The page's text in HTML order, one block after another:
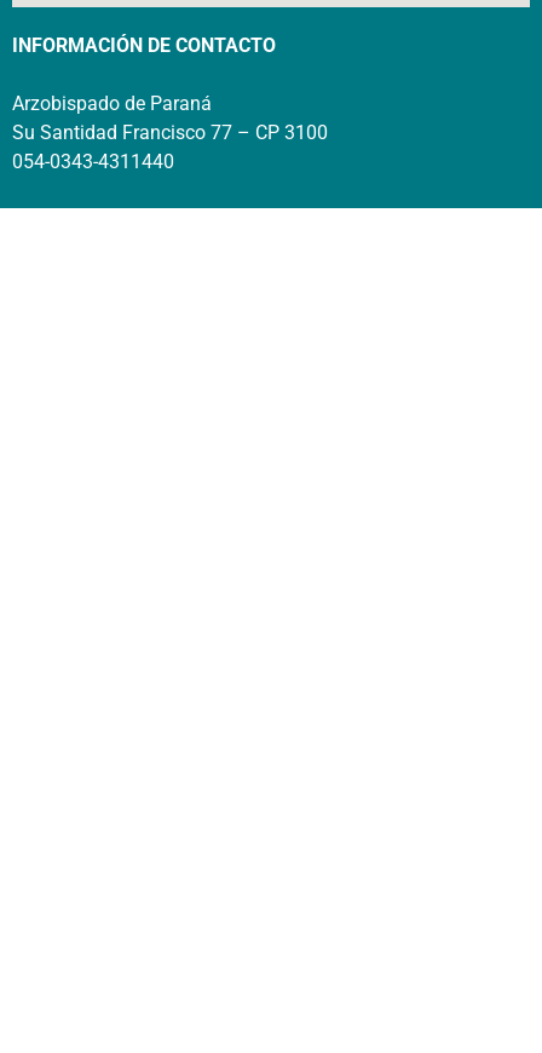
INFORMACIÓN DE CONTACTO
Arzobispado de Paraná
Su Santidad Francisco 77 – CP 3100
054-0343-4311440